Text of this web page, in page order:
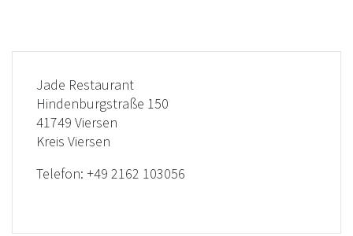
Jade Restaurant
Hindenburgstraße 150
41749 Viersen
Kreis Viersen
Telefon: +49 2162 103056